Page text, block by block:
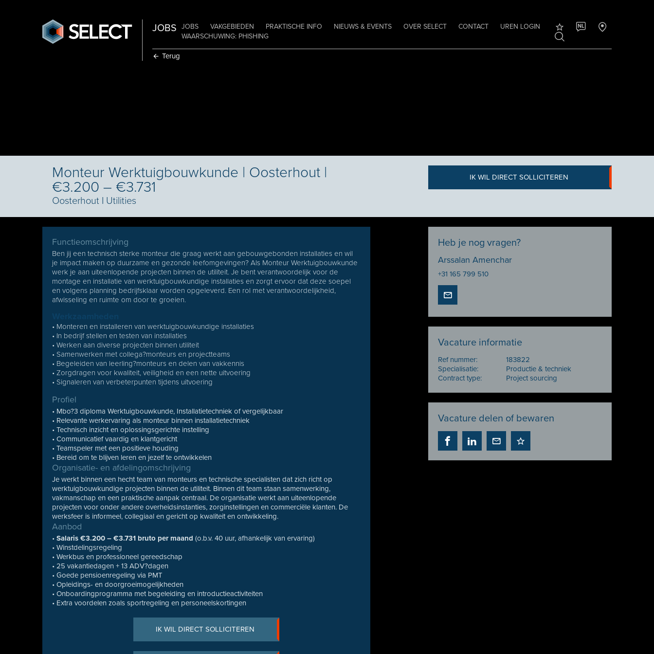
JOBS JOBS VAKGEBIEDEN PRAKTISCHE INFO NIEUWS & EVENTS OVER SELECT CONTACT
UREN LOGIN
WAARSCHUWING: PHISHING
NL
Terug
Monteur Werktuigbouwkunde | Oosterhout |
€3.200 – €3.731
Oosterhout I Utilities
IK WIL DIRECT SOLLICITEREN
Functieomschrijving
Ben jij een technisch sterke monteur die graag werkt aan gebouwgebonden installaties en wil
je impact maken op duurzame en gezonde leefomgevingen? Als Monteur Werktuigbouwkunde
werk je aan uiteenlopende projecten binnen de utiliteit. Je bent verantwoordelijk voor de
montage en installatie van werktuigbouwkundige installaties en zorgt ervoor dat deze soepel
en volgens planning bedrijfsklaar worden opgeleverd. Een rol met verantwoordelijkheid,
afwisseling en ruimte om door te groeien.
• Monteren en installeren van werktuigbouwkundige installaties
• In bedrijf stellen en testen van installaties
• Werken aan diverse projecten binnen utiliteit
• Samenwerken met collega?monteurs en projectteams
• Begeleiden van leerling?monteurs en delen van vakkennis
• Zorgdragen voor kwaliteit, veiligheid en een nette uitvoering
• Signaleren van verbeterpunten tijdens uitvoering
Profiel
• Mbo?3 diploma Werktuigbouwkunde, Installatietechniek of vergelijkbaar
• Relevante werkervaring als monteur binnen installatietechniek
• Technisch inzicht en oplossingsgerichte instelling
• Communicatief vaardig en klantgericht
• Teamspeler met een positieve houding
• Bereid om te blijven leren en jezelf te ontwikkelen
Organisatie- en afdelingomschrijving
Je werkt binnen een hecht team van monteurs en technische specialisten dat zich richt op
werktuigbouwkundige projecten binnen de utiliteit. Binnen dit team staan samenwerking,
vakmanschap en een praktische aanpak centraal. De organisatie werkt aan uiteenlopende
projecten voor onder andere overheidsinstanties, zorginstellingen en commerciële klanten. De
werksfeer is informeel, collegiaal en gericht op kwaliteit en ontwikkeling.
Aanbod
•Salaris €3.200 – €3.731 bruto per maand (o.b.v. 40 uur, afhankelijk van ervaring)
• Winstdelingsregeling
• Werkbus en professioneel gereedschap
• 25 vakantiedagen + 13 ADV?dagen
• Goede pensioenregeling via PMT
• Opleidings- en doorgroeimogelijkheden
• Onboardingprogramma met begeleiding en introductieactiviteiten
• Extra voordelen zoals sportregeling en personeelskortingen
IK WIL DIRECT SOLLICITEREN
Heb je nog vragen?
Arssalan Amenchar
+31 165 799 510
Vacature informatie
Ref nummer:
183822
Specialisatie:
Productie & techniek
Contract type:
Project sourcing
Vacature delen of bewaren